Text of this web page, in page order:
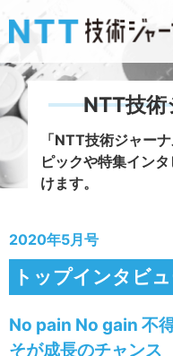
イベ
NTT技術
「NTT技術ジャー
ピックや特集イン
けます。
2020年5月号
トップインタビ
No pain No gain 不
そが成長のチャンス